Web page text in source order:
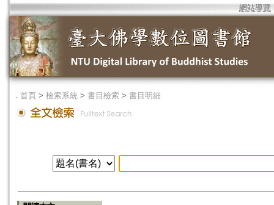
網站導覽
． 首頁 > 檢索系統 > 書目檢索 > 書目明細